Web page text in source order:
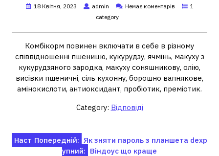
18 Квітня, 2023 admin Немає коментарів
1
category
Комбікорм повинен включати в себе в різному
співвідношенні пшеницю, кукурудзу, ячмінь, макуху з
кукурудзяного зародка, макуху соняшникову, олію,
висівки пшеничні, сіль кухонну, борошно вапнякове,
амінокислоти, антиоксидант, пробіотик, преміотик.
Category: Відповіді
Навігація
Попередній: Як зняти пароль з планшета dexp
Наст
упний: Віндоус що краще